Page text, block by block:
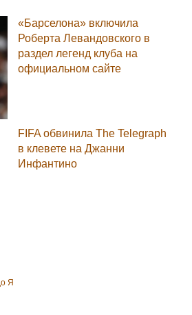
«Барселона» включила
Роберта Левандовского в
раздел легенд клуба на
официальном сайте
FIFA обвинила The Telegraph
в клевете на Джанни
Инфантино
Я